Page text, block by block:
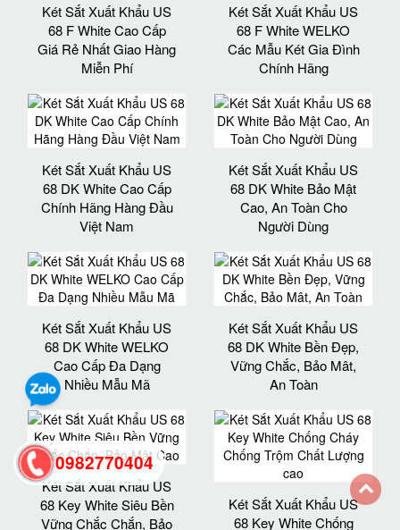
Két Sắt Xuất Khẩu US
68 F White Cao Cấp
Giá Rẻ Nhất Giao Hàng
Miễn Phí
Két Sắt Xuất Khẩu US
68 F White WELKO
Các Mẫu Két Gia Đình
Chính Hãng
Két Sắt Xuất Khẩu US
68 DK White Cao Cấp
Chính Hãng Hàng Đầu
Việt Nam
Két Sắt Xuất Khẩu US
68 DK White Bảo Mật
Cao, An Toàn Cho
Người Dùng
Két Sắt Xuất Khẩu US
68 DK White WELKO
Cao Cấp Đa Dạng
Nhiều Mẫu Mã
Két Sắt Xuất Khẩu US
68 DK White Bền Đẹp,
Vững Chắc, Bảo Mât,
An Toàn
Két Sắt Xuất Khẩu US
68 Key White Siêu Bền
Vững Chắc Chắn, Bảo
Két Sắt Xuất Khẩu US
68 Key White Chống
0982770404
back